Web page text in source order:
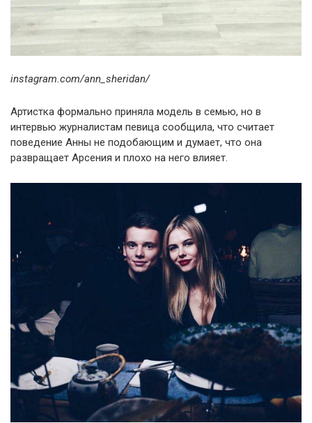
instagram.com/ann_sheridan/
Артистка формально приняла модель в семью, но в
интервью журналистам певица сообщила, что считает
поведение Анны не подобающим и думает, что она
развращает Арсения и плохо на него влияет.